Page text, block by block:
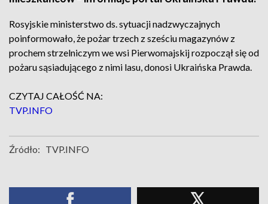
Rosyjskie ministerstwo ds. sytuacji nadzwyczajnych
poinformowało, że pożar trzech z sześciu magazynów z
prochem strzelniczym we wsi Pierwomajskij rozpoczął się od
pożaru sąsiadującego z nimi lasu, donosi Ukraińska Prawda.
CZYTAJ CAŁOŚĆ NA:
TVP.INFO
Źródło: TVP.INFO